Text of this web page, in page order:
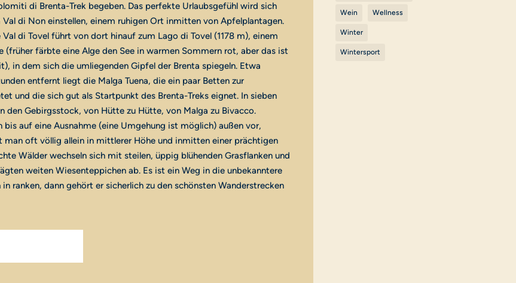
di Brenta-Trek begeben. Das perfekte Urlaubsgefühl wird sich
Val di Non einstellen, einem ruhigen Ort inmitten von Apfelplantagen.
di Tovel führt von dort hinauf zum Lago di Tovel (1178 m), einem
(früher färbte eine Alge den See in warmen Sommern rot, aber das ist
in dem sich die umliegenden Gipfel der Brenta spiegeln. Etwa
entfernt liegt die Malga Tuena, die ein paar Betten zur
und die sich gut als Startpunkt des Brenta-Treks eignet. In sieben
den Gebirgsstock, von Hütte zu Hütte, von Malga zu Bivacco.
bis auf eine Ausnahme (eine Umgehung ist möglich) außen vor,
man oft völlig allein in mittlerer Höhe und inmitten einer prächtigen
Wälder wechseln sich mit steilen, üppig blühenden Grasflanken und
weiten Wiesenteppichen ab. Es ist ein Weg in die unbekanntere
ranken, dann gehört er sicherlich zu den schönsten Wanderstrecken
Wein Wellness
Winter
Wintersport